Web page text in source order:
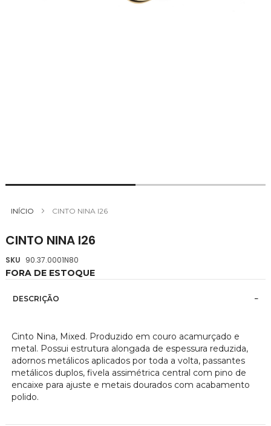
INÍCIO CINTO NINA I26
CINTO NINA I26
SKU 90.37.0001N80
FORA DE ESTOQUE
DESCRIÇÃO
Cinto Nina, Mixed. Produzido em couro acamurçado e
metal. Possui estrutura alongada de espessura reduzida,
adornos metálicos aplicados por toda a volta, passantes
metálicos duplos, fivela assimétrica central com pino de
encaixe para ajuste e metais dourados com acabamento
polido.
para
da
Galeria
de
imagens